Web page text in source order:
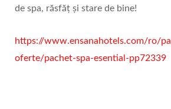
de spa, răsfăț și stare de bine!
https://www.ensanahotels.com/ro/
oferte/pachet-spa-esential-pp72339